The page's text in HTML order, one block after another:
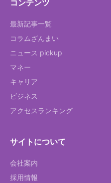
コンテンツ
最新記事一覧
コラムざんまい
ニュース pickup
マネー
キャリア
ビジネス
アクセスランキング
サイトについて
会社案内
採用情報